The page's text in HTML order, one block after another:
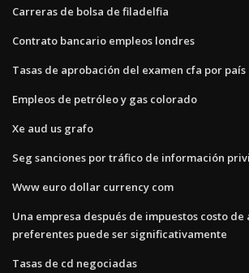
Carreras de bolsa de filadelfia
Contrato bancario empleos londres
Tasas de aprobación del examen cfa por país
Empleos de petróleo y gas colorado
Xe aud us grafo
Seg sanciones por tráfico de información
Www euro dollar currency com
Una empresa después de impuestos costo de
preferentes puede ser significativamente
Tasas de cd negociadas